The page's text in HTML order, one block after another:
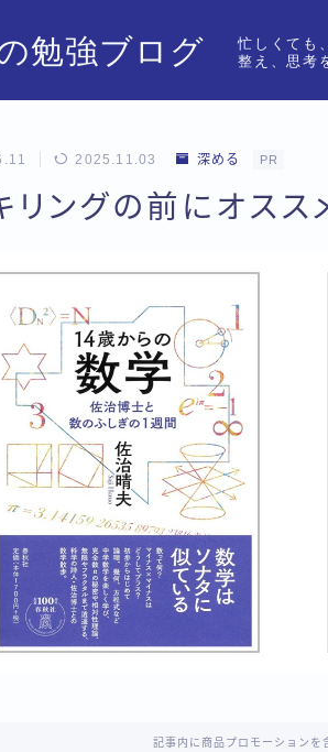
勉強ブログ
忙しくても
整え、思考
2025.11.03 深める PR
リングの前にオスス
記事内に商品プロモーションを